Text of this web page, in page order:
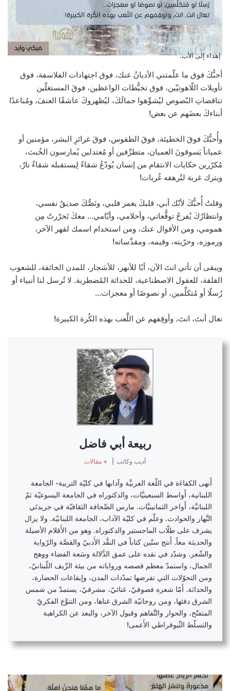
إهداء إلى الأب.
أحبُّكَ فوق ما علّمتني الأديانُ عنك، فوق اجتهادات الفلاسفة، فوق
تأويلات اللّاهوتيّين، فوق تخبُّطات الواعظين، فوقَ المستغلّين
تناقضاتِ النّصوص ليُشوِّهوا جمالَكَ، ليُظهروكَ عاشقًا العنفَ، ومُباعدًا
أبناءكَ بعضَهم عن بعض!
وأُحبُّكَ فوقَ الخطيئة، فوقَ الطقوس، فوقَ غرائزِ البشر، مؤمنين أو
عمياناً يَسوقونَ العميان، متطرِّفين أو مُعتدلين يُمارسون الخُبث،
مُكرّرين حكايات الانتقام من إنسان يُودّعُ شقاءً لِيستقبله شقاءٌ نارٌ،
ويترك غربة لتُرهقه غُربات!
وقلتُ أُحبُّكَ لأنّك أبي، قلبكَ يغمر قلبي، ونَصُّكَ صديقُ نفسي،
وانتظارُكَ يُفرحٌ توقُّعاتي، وأحلامي، وأيّامي… معكَ تَحرّرتُ مِن
همومي، ومن الأقوال عنك، ومن استخدام اسمك لقهر الآخر،
ورموزه، وحرّيته، وقيمه، ومقدَّساته!
ويبقى أن تأتي انتَ الآن، أبًا للأنهر، للأشجار، للمدن الخائفة، للشعوب
القلقة، للعقول الاصطناعية، للحداثة المُضطربة. لا تُرسل لنا أنبياء أو
رُسلًا أو مُتكلِّمين، أو نصوصًا أو معجزات…
تعال أنتَ، انتَ، وأوقِفهم عن اللَّعب بهذه الكُرة الكبيرة!
ربيعة أبي فاضل
أديب وكاتب + مقالات
أَنهى الكفاءَة في اللّغة العربيَّة وآدابها في كليّة التربية- الجامعة
اللبنانية، أَواسط السبعينيَّات، والدكتوراه في الجامعة اليسوعيّة ثمّ
اللبنانيَّة، أَواخر الثمانينيَّات. مارس الصِّحافة الثقافيّة في جريدتَي
النَّهار والحوادث. وعلّم في كليّة الآداب، الجامعة اللبنانيّة. ولا يزال
يشرف على طلّاب الماجستير والدكتوراه. وهو من الأَقلام الأصيلة
والحديثة معاً. أَنتج ستّين كتاباً في النقَّد الأَدبيّ والقصَّة والرّواية
والشّعر. وشدّد في نقده على عمق الدَّلالة وسَعة الفضاء ووهج
الجمال، واستمدّ معظم قصصه ورواياته من بيئة الرِّيف اللّبنانيّ،
ومن التحوّلات التي تفرضها تمدّدات المدن، وإيقاعات الحضارة،
والحداثة. أَمّا شعره فصوفيّ، غنائيّ، مشرقيّ، يستمدّ من شمس
الشرق دفئها، ومن روحانيّة الشرق غناها، ومن التنوَّع الفكريّ
المتفتّح، والحوار والتَّفاهم وقبول الآخر، والبعد عن الكراهية
والتسلّط الثّيوقراطي الأَعمى!
ك